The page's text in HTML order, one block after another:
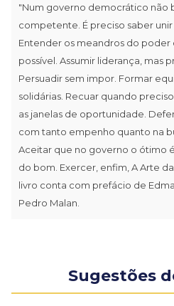
"Num governo democrático não
competente. É preciso saber
Entender os meandros do poder
possível. Assumir liderança, mas
Persuadir sem impor. Formar
solidárias. Recuar quando
as janelas de oportunidade.
com tanto empenho quanto na
Aceitar que no governo o ótimo
do bom. Exercer, enfim, A Arte
livro conta com prefácio de
Pedro Malan.
Sugestões